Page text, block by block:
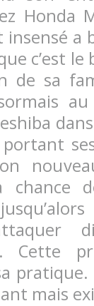
Honda
a
c’est
de sa
chance
Cette
mais